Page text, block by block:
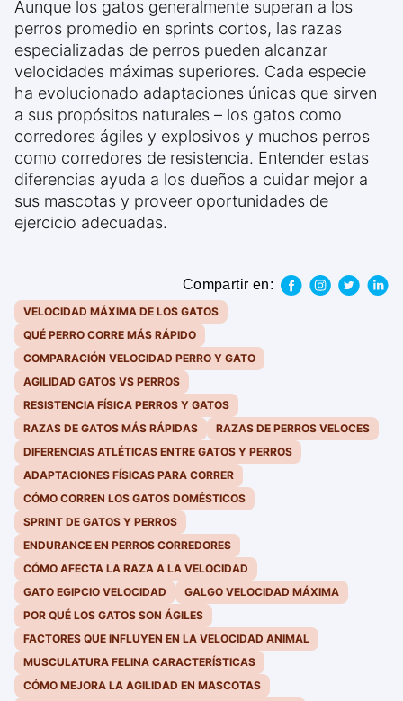
Aunque los gatos generalmente superan a los
perros promedio en sprints cortos, las razas
especializadas de perros pueden alcanzar
velocidades máximas superiores. Cada especie
ha evolucionado adaptaciones únicas que sirven
a sus propósitos naturales – los gatos como
corredores ágiles y explosivos y muchos perros
como corredores de resistencia. Entender estas
diferencias ayuda a los dueños a cuidar mejor a
sus mascotas y proveer oportunidades de
ejercicio adecuadas.
Compartir en:
VELOCIDAD MÁXIMA DE LOS GATOS
QUÉ PERRO CORRE MÁS RÁPIDO
COMPARACIÓN VELOCIDAD PERRO Y GATO
AGILIDAD GATOS VS PERROS
RESISTENCIA FÍSICA PERROS Y GATOS
RAZAS DE GATOS MÁS RÁPIDAS
RAZAS DE PERROS VELOCES
DIFERENCIAS ATLÉTICAS ENTRE GATOS Y PERROS
ADAPTACIONES FÍSICAS PARA CORRER
CÓMO CORREN LOS GATOS DOMÉSTICOS
SPRINT DE GATOS Y PERROS
ENDURANCE EN PERROS CORREDORES
CÓMO AFECTA LA RAZA A LA VELOCIDAD
GATO EGIPCIO VELOCIDAD
GALGO VELOCIDAD MÁXIMA
POR QUÉ LOS GATOS SON ÁGILES
FACTORES QUE INFLUYEN EN LA VELOCIDAD ANIMAL
MUSCULATURA FELINA CARACTERÍSTICAS
CÓMO MEJORA LA AGILIDAD EN MASCOTAS